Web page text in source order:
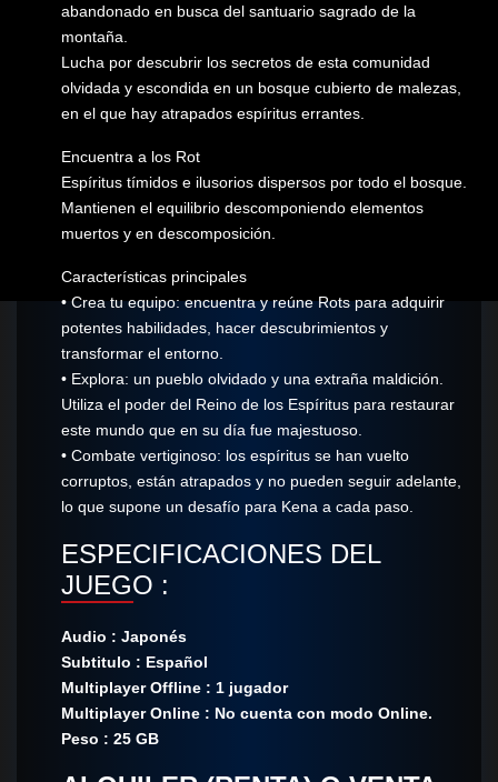
abandonado en busca del santuario sagrado de la
montaña.
Lucha por descubrir los secretos de esta comunidad
olvidada y escondida en un bosque cubierto de malezas,
en el que hay atrapados espíritus errantes.
Encuentra a los Rot
Espíritus tímidos e ilusorios dispersos por todo el bosque.
Mantienen el equilibrio descomponiendo elementos
muertos y en descomposición.
Características principales
• Crea tu equipo: encuentra y reúne Rots para adquirir
potentes habilidades, hacer descubrimientos y
transformar el entorno.
• Explora: un pueblo olvidado y una extraña maldición.
Utiliza el poder del Reino de los Espíritus para restaurar
este mundo que en su día fue majestuoso.
• Combate vertiginoso: los espíritus se han vuelto
corruptos, están atrapados y no pueden seguir adelante,
lo que supone un desafío para Kena a cada paso.
ESPECIFICACIONES DEL
JUEGO :
Audio : Japonés
Subtitulo : Español
Multiplayer Offline : 1 jugador
Multiplayer Online : No cuenta con modo Online.
Peso : 25 GB